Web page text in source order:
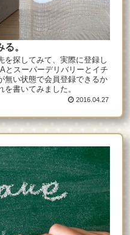
。
を探してみて、実際に登録し
とスーパーデリバリーとイチ
無い状態で会員登録できるか
書いてみました。
2016.04.27